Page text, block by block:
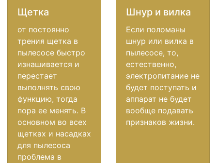
Щетка
от постоянно
трения щетка в
пылесосе быстро
изнашивается и
перестает
выполнять свою
функцию, тогда
пора ее менять. В
основном во всех
щетках и насадках
для пылесоса
проблема в
Шнур и вилка
Если поломаны
шнур или вилка в
пылесосе, то,
естественно,
электропитание не
будет поступать и
аппарат не будет
вообще подавать
признаков жизни.